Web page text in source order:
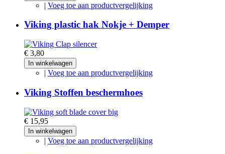
| Voeg toe aan productvergelijking
Viking plastic hak Nokje + Demper
€ 3,80
In winkelwagen
| Voeg toe aan productvergelijking
Viking Stoffen beschermhoes
€ 15,95
In winkelwagen
| Voeg toe aan productvergelijking